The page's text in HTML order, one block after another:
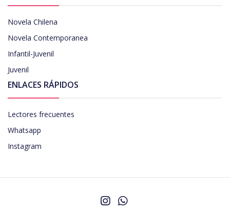
Novela Chilena
Novela Contemporanea
Infantil-Juvenil
Juvenil
ENLACES RÁPIDOS
Lectores frecuentes
Whatsapp
Instagram